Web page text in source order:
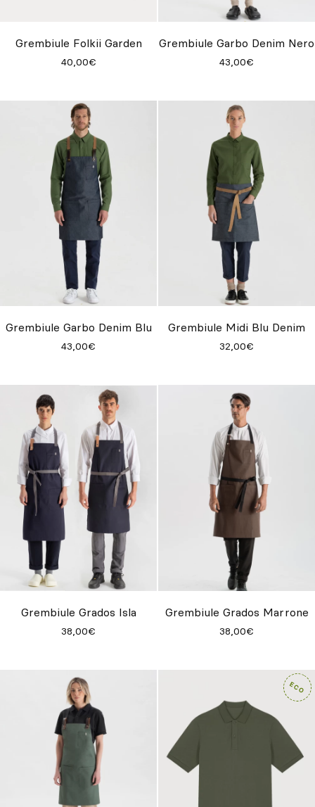
Lasciati ispirare
ES DE
Grembiule Folkii Garden
40,00€
Grembiule Garbo Denim Nero
43,00€
Grembiule Garbo Denim Blu
43,00€
Grembiule Midi Blu Denim
32,00€
Grembiule Grados Isla
38,00€
Grembiule Grados Marrone
38,00€